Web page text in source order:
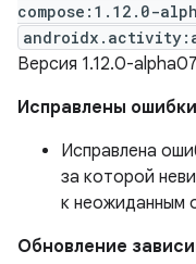
compose:1.12.0-
Версия 1.12.0-
Исправлены ошибки
Исправлена
за которой
к неожиданным
Обновление